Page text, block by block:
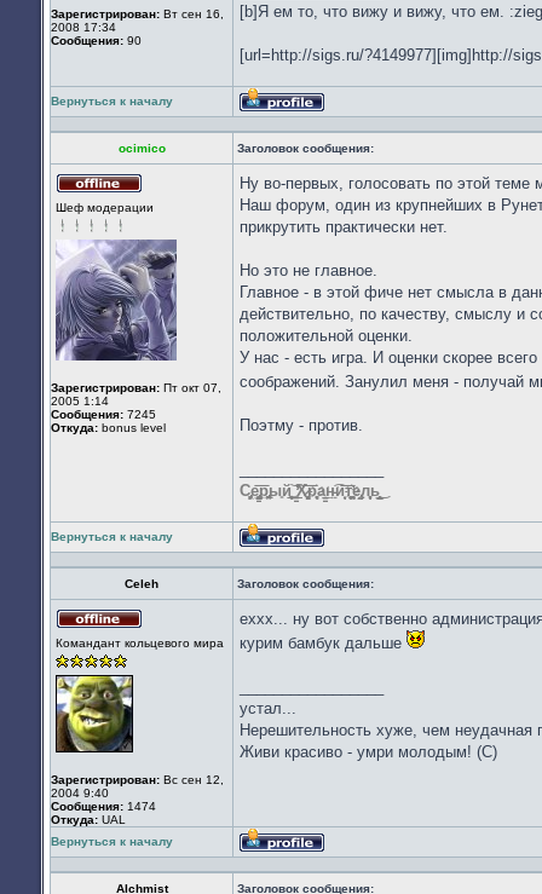
Зарегистрирован: Вт сен 16,
2008 17:34
Сообщения: 90
[b]Я ем то, что вижу и вижу, что ем.
[url=http://sigs.ru/?4149977][img]http://
Вернуться к началу
Профиль
ocimico Заголовок сообщения:
в
Шеф модерации
Зарегистрирован: Пт окт 07,
2005 1:14
Сообщения: 7245
Откуда: bonus level
Ну во-первых, голосовать по этой
Наш форум, один из крупнейших в
прикрутить практически нет.
Но это не главное.
Главное - в этой фиче нет смысла в
действительно, по качеству, смыслу и
положительной оценки.
У нас - есть игра. И оценки скорее
соображений. Занулил меня - получай
Поэтму - против.
С̡̗̩̝͖̟̦͉е̢͏̦̙̳̲̰͚̭̹͞р̢̥̮̞̲̼ы͈й̨̝͚̻̱̖͟͝ ̳͚̕̕͠Х̷͔̦̦̗̞̬͞р̨҉͈͈а͘͏̳̠͙͢н̵͍͘͡и̣̝͙͞ͅт҉̛̮̙̪͖̠̙͈͕̭е̢̩̫̰л͈̥͔̹̩ͅь͓̤͇̫͎̲̤̙͜
Вернуться к началу
Профиль
Celeh Заголовок сообщения:
в
Командант кольцевого мира
Зарегистрирован: Вс сен 12,
2004 9:40
Сообщения: 1474
Откуда: UAL
еххх... ну вот собственно
курим бамбук дальше
устал...
Нерешительность хуже, чем неудачная
Живи красиво - умри молодым! (С)
Вернуться к началу
Профиль
Alchmist Заголовок сообщения: